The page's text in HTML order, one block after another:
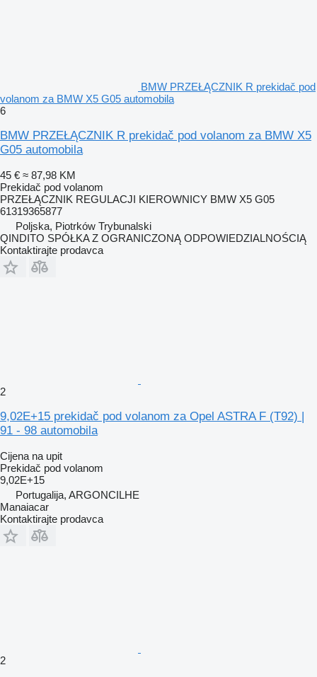
BMW PRZEŁĄCZNIK R prekidač pod
volanom za BMW X5 G05 automobila
6
BMW PRZEŁĄCZNIK R prekidač pod volanom za BMW X5
G05 automobila
45 € ≈ 87,98 KM
Prekidač pod volanom
PRZEŁĄCZNIK REGULACJI KIEROWNICY BMW X5 G05
61319365877
Poljska, Piotrków Trybunalski
QINDITO SPÓŁKA Z OGRANICZONĄ ODPOWIEDZIALNOŚCIĄ
Kontaktirajte prodavca
2
9,02E+15 prekidač pod volanom za Opel ASTRA F (T92) |
91 - 98 automobila
Cijena na upit
Prekidač pod volanom
9,02E+15
Portugalija, ARGONCILHE
Manaiacar
Kontaktirajte prodavca
2